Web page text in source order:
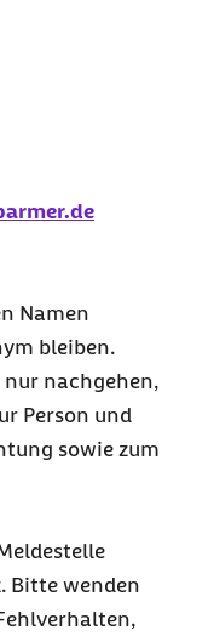
Namen
bleiben.
nachgehen,
Person und
sowie zum
Bitte wenden